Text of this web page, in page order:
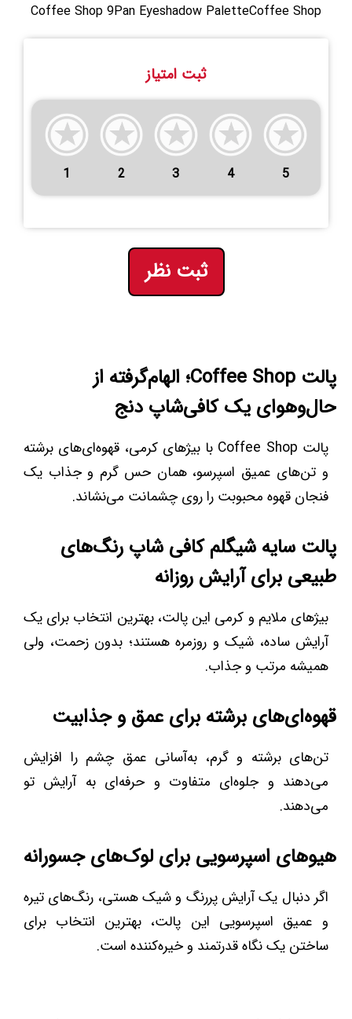
Coffee Shop 9Pan Eyeshadow PaletteCoffee Shop
ثبت امتیاز
1 2 3 4 5
ثبت نظر
پالت Coffee Shop؛ الهام‌گرفته از
حال‌وهوای یک کافی‌شاپ دنج
پالت Coffee Shop با بیژهای کرمی، قهوه‌ای‌های برشته
و تن‌های عمیق اسپرسو، همان حس گرم و جذاب یک
فنجان قهوه محبوبت را روی چشمانت می‌نشاند.
پالت سایه شیگلم کافی شاپ رنگ‌های
طبیعی برای آرایش روزانه
بیژهای ملایم و کرمی این پالت، بهترین انتخاب برای یک
آرایش ساده، شیک و روزمره هستند؛ بدون زحمت، ولی
همیشه مرتب و جذاب.
قهوه‌ای‌های برشته برای عمق و جذابیت
تن‌های برشته و گرم، به‌آسانی عمق چشم را افزایش
می‌دهند و جلوه‌ای متفاوت و حرفه‌ای به آرایش تو
می‌دهند.
هیوهای اسپرسویی برای لوک‌های جسورانه
اگر دنبال یک آرایش پررنگ و شیک هستی، رنگ‌های تیره
و عمیق اسپرسویی این پالت، بهترین انتخاب برای
ساختن یک نگاه قدرتمند و خیره‌کننده است.